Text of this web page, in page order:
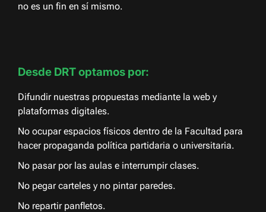
no es un fin en sí mismo.
Desde DRT optamos por:
Difundir nuestras propuestas mediante la web y
plataformas digitales.
No ocupar espacios físicos dentro de la Facultad para
hacer propaganda política partidaria o universitaria.
No pasar por las aulas e interrumpir clases.
No pegar carteles y no pintar paredes.
No repartir panfletos.